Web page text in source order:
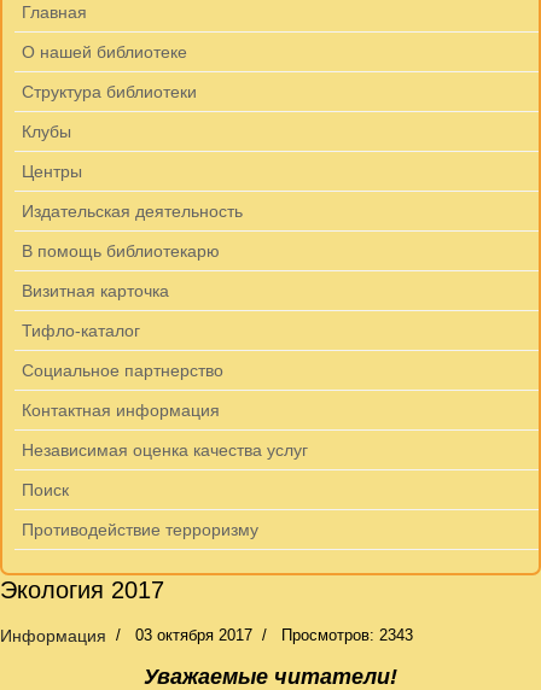
Главная
О нашей библиотеке
Структура библиотеки
Клубы
Центры
Издательская деятельность
В помощь библиотекарю
Визитная карточка
Тифло-каталог
Социальное партнерство
Контактная информация
Независимая оценка качества услуг
Поиск
Противодействие терроризму
Экология 2017
Информация 03 октября 2017 Просмотров: 2343
Уважаемые читатели!